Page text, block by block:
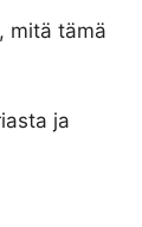
mitä tämä
ja